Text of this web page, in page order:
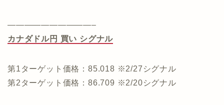
——————————–
カナダドル円 買い シグナル
第1ターゲット価格：85.018 ※2/27シグナル
第2ターゲット価格：86.709 ※2/20シグナル